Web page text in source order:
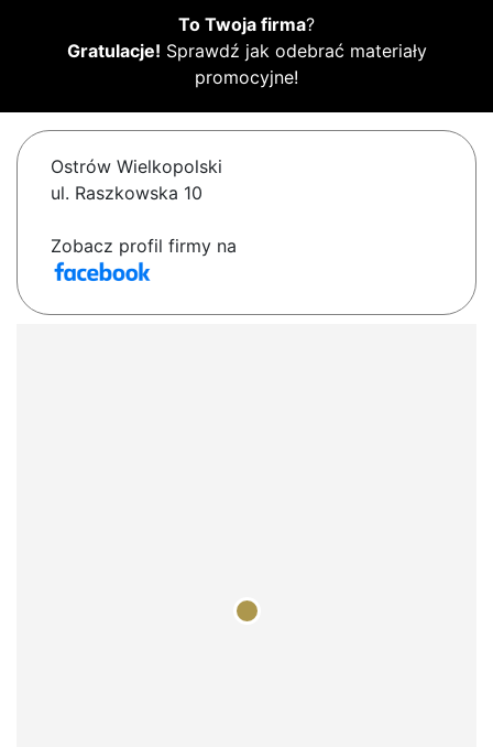
To Twoja firma?
Gratulacje! Sprawdź jak odebrać materiały
promocyjne!
Ostrów Wielkopolski
ul. Raszkowska 10
Zobacz profil firmy na